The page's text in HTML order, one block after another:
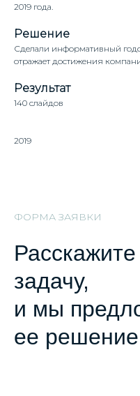
2019 года.
Решение
Сделали информативный
отражает достижения
Результат
140 слайдов
2019
ФОРМА ЗАЯВКИ
задачу,
и мы
ее решение